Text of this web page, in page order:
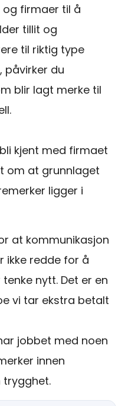
og firmaer til å
tillit og
til riktig type
påvirker du
blir lagt merke til
kjent med firmaet
om at grunnlaget
ligger i
at kommunikasjon
ikke redde for å
nytt. Det er en
vi tar ekstra betalt
jobbet med noen
innen
trygghet.